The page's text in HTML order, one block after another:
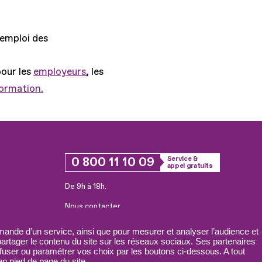
d’un service, ainsi que pour mesurer et analyser l’audience et
le contenu du site sur les réseaux sociaux. Ses partenaires
ou paramétrer vos choix par les boutons ci-dessous. A tout
des
les employeurs, les
0 800 11 10 09
Service &
appel gratuits
De 9h à 18h.
Nous contacter